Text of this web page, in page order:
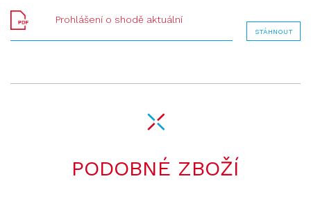
Prohlášení o shodě aktuální
STÁHNOUT
PODOBNÉ ZBOŽÍ